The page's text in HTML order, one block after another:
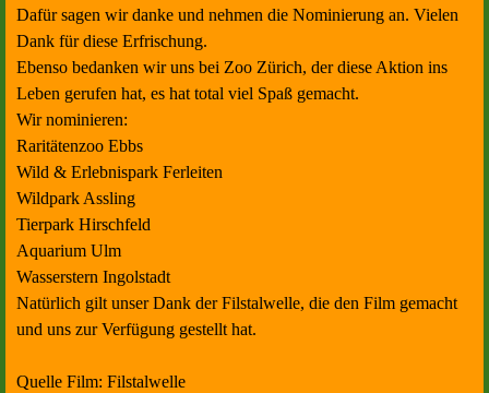
Dafür sagen wir danke und nehmen die Nominierung an. Vielen
Dank für diese Erfrischung.
Ebenso bedanken wir uns bei Zoo Zürich, der diese Aktion ins
Leben gerufen hat, es hat total viel Spaß gemacht.
Wir nominieren:
Raritätenzoo Ebbs
Wild & Erlebnispark Ferleiten
Wildpark Assling
Tierpark Hirschfeld
Aquarium Ulm
Wasserstern Ingolstadt
Natürlich gilt unser Dank der Filstalwelle, die den Film gemacht
und uns zur Verfügung gestellt hat.
Quelle Film: Filstalwelle